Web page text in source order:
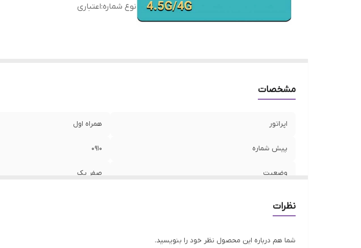
نوع شماره:اعتباری
مشخصات
اپراتور همراه اول
پیش شماره 0910
وضعیت صفر پک
نظرات
شما هم درباره این محصول نظر خود را بنویسید.